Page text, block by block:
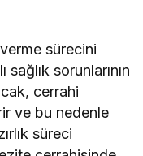
sürecini
sorunlarının
cerrahi
ve bu nedenle
süreci